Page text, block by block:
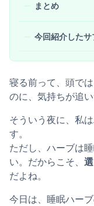
まとめ
今回紹介したサ
寝る前って、頭で
のに、気持ちが追
そういう夜に、私
す。
ただし、ハーブは
い。だからこそ、
だよね。
今日は、睡眠ハー